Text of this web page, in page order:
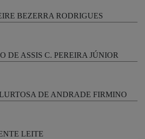
BEZERRA RODRIGUES
DE ASSIS C. PEREIRA JÚNIOR
DE ANDRADE FIRMINO
LEITE